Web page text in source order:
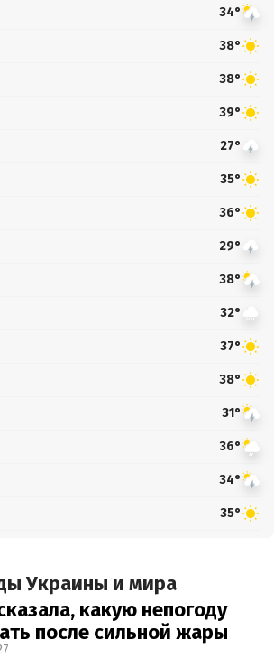
34°
38°
38°
39°
27°
35°
36°
29°
38°
32°
37°
38°
31°
36°
34°
35°
Украины и мира
какую непогоду
после сильной жары